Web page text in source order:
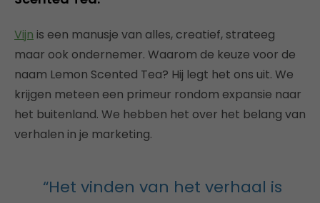
Vijn is een manusje van alles, creatief, strateeg
maar ook ondernemer. Waarom de keuze voor de
naam Lemon Scented Tea? Hij legt het ons uit. We
krijgen meteen een primeur rondom expansie naar
het buitenland. We hebben het over het belang van
verhalen in je marketing.
“Het vinden van het verhaal is